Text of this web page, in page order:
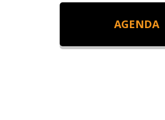
AGENDA